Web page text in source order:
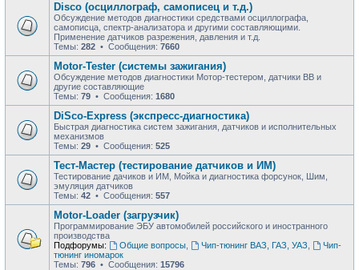
Disco (осциллограф, самописец и т.д.)
Обсуждение методов диагностики средствами осциллографа,
самописца, спектр-анализатора и другими составляющими.
Применение датчиков разрежения, давления и т.д.
Темы: 282 • Сообщения: 7660
Motor-Tester (системы зажигания)
Обсуждение методов диагностики Мотор-тестером, датчики ВВ и
другие составляющие
Темы: 79 • Сообщения: 1680
DiSco-Express (экспресс-диагностика)
Быстрая диагностика систем зажигания, датчиков и исполнительных
механизмов
Темы: 29 • Сообщения: 525
Тест-Мастер (тестирование датчиков и ИМ)
Тестирование дачиков и ИМ, Мойка и диагностика форсунок, Шим,
эмуляция датчиков
Темы: 42 • Сообщения: 557
Motor-Loader (загрузчик)
Программирование ЭБУ автомобилей российского и иностранного
производства
Подфорумы:
Общие вопросы, Чип-тюнинг ВАЗ, ГАЗ, УАЗ
Чип-
тюнинг иномарок
Темы: 796 • Сообщения: 15796